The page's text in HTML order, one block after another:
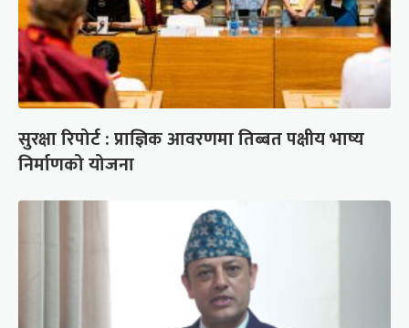
सुरक्षा रिपोर्ट : प्राज्ञिक आवरणमा तिब्बत पक्षीय भाष्य
निर्माणको योजना